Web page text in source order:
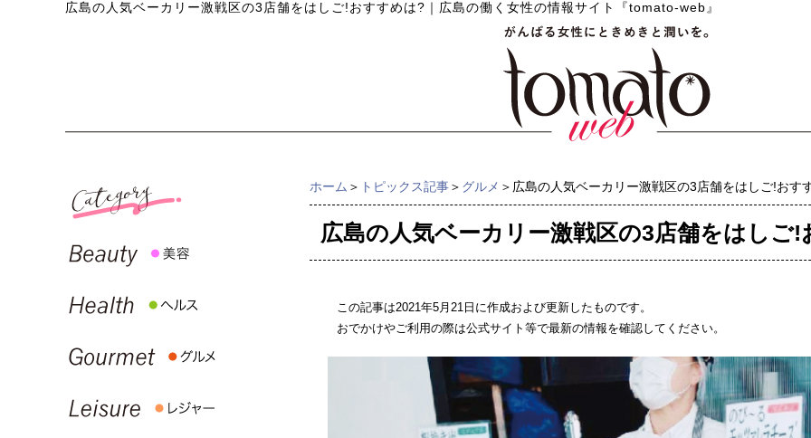
広島の人気ベーカリー激戦区の3店舗をはしご!おすすめは? ｜ 広島の働く女性の情報サイト『tomato-web』
ホーム ＞ トピックス記事＞ グルメ ＞広島の人気ベーカリー激戦区の3店舗をはしご!おす
広島の人気ベーカリー激戦区の3店舗をはしご!
この記事は2021年5月21日に作成および更新したものです。
おでかけやご利用の際は公式サイト等で最新の情報を確認してください。